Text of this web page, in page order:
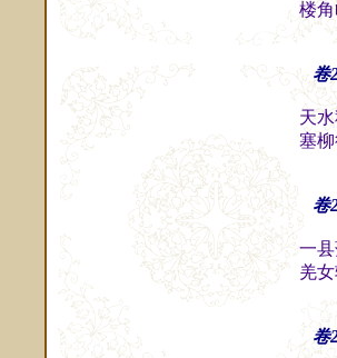
楼
卷
天
塞
卷
一
羌
卷